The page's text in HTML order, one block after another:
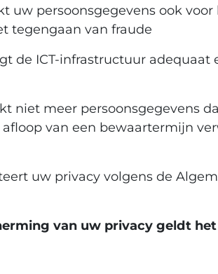
uw persoonsgegevens ook voor
tegengaan van fraude
de ICT-infrastructuur adequaat
niet meer persoonsgegevens
van een bewaartermijn
uw privacy volgens de
van uw privacy geldt